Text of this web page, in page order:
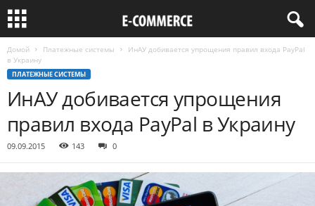
Домой Платежные системы
ИнАУ добивается упрощения правил входа PayPal
в Украину
ПЛАТЕЖНЫЕ СИСТЕМЫ
ИнАУ добивается упрощения
правил входа PayPal в Украину
09.09.2015 143 0